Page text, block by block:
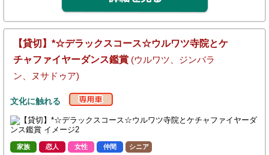
【貸切】*☆デラックスコース☆ウルワツ寺院とケ
チャファイヤーダンス鑑賞 (ウルワツ、ジンバラ
ン、ヌサドゥア)
文化に触れる
家族 恋人 女性 仲間 シニア